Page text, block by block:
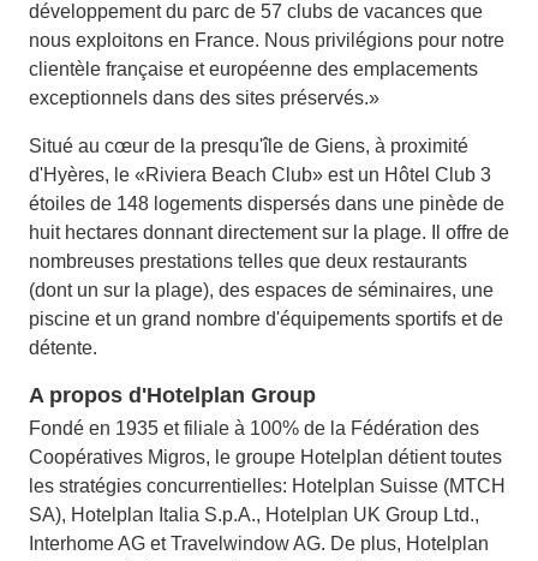
développement du parc de 57 clubs de vacances que
nous exploitons en France. Nous privilégions pour notre
clientèle française et européenne des emplacements
exceptionnels dans des sites préservés.»
Situé au cœur de la presqu'île de Giens, à proximité
d'Hyères, le «Riviera Beach Club» est un Hôtel Club 3
étoiles de 148 logements dispersés dans une pinède de
huit hectares donnant directement sur la plage. Il offre de
nombreuses prestations telles que deux restaurants
(dont un sur la plage), des espaces de séminaires, une
piscine et un grand nombre d'équipements sportifs et de
détente.
A propos d'Hotelplan Group
Fondé en 1935 et filiale à 100% de la Fédération des
Coopératives Migros, le groupe Hotelplan détient toutes
les stratégies concurrentielles: Hotelplan Suisse (MTCH
SA), Hotelplan Italia S.p.A., Hotelplan UK Group Ltd.,
Interhome AG et Travelwindow AG. De plus, Hotelplan